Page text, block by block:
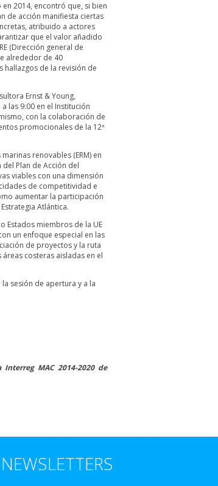
2014, encontró que, si bien
de acción manifiesta ciertas
atribuido a actores
que el valor añadido
(Dirección general de
alrededor de 40
de la revisión de
Ernst & Young,
las 9:00 en el Institución
con la colaboración de
promocionales de la 12ª
renovables (ERM) en
Plan de Acción del
viables con una dimensión
de competitividad e
aumentar la participación
Atlántica.
Estados miembros de la UE
un enfoque especial en las
de proyectos y la ruta
costeras aisladas en el
sesión de apertura y a la
MAC 2014-2020 de
NEWSLETTERS